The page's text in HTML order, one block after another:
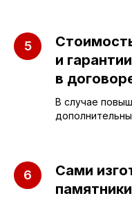
и
в
В случае
Сами
памятники
Вертикальные